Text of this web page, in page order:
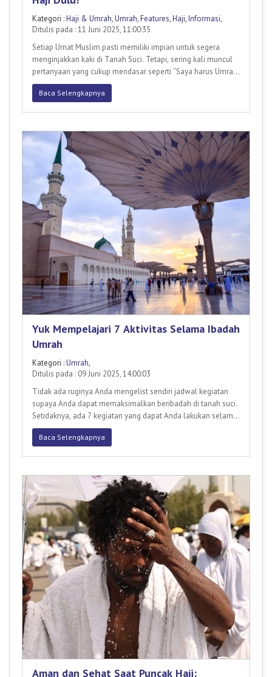
Kategori :Haji & Umrah,Umrah,Features,Haji,Informasi,
Ditulis pada : 11 Juni 2025, 11:00:35
Setiap Umat Muslim pasti memiliki impian untuk segera
menginjakkan kaki di Tanah Suci. Tetapi, sering kali muncul
pertanyaan yang cukup mendasar seperti “Saya harus Umrah
dulu
Baca Selengkapnya
Yuk Mempelajari 7 Aktivitas Selama Ibadah
Umrah
Kategori :Umrah,
Ditulis pada : 09 Juni 2025, 14:00:03
Tidak ada ruginya Anda mengelist sendiri jadwal kegiatan
supaya Anda dapat memaksimalkan beribadah di tanah suci.
Setidaknya, ada 7 kegiatan yang dapat Anda lakukan selama
umr
Baca Selengkapnya
Aman dan Sehat Saat Puncak Haji: